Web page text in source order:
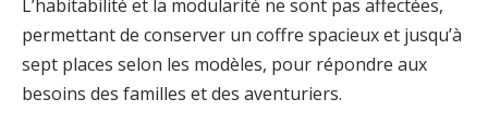
L’habitabilité et la modularité ne sont pas affectées,
permettant de conserver un coffre spacieux et jusqu’à
sept places selon les modèles, pour répondre aux
besoins des familles et des aventuriers.